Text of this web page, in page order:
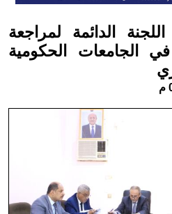
الدائمة لمراجعة
في الجامعات الحكومية